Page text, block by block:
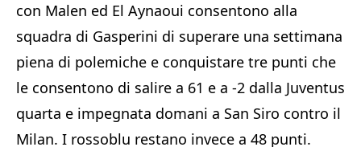
con Malen ed El Aynaoui consentono alla
squadra di Gasperini di superare una settimana
piena di polemiche e conquistare tre punti che
le consentono di salire a 61 e a -2 dalla Juventus
quarta e impegnata domani a San Siro contro il
Milan. I rossoblu restano invece a 48 punti.